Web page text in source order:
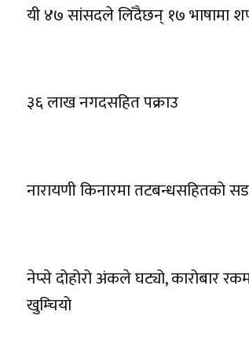
यी ४७ सांसदले लिँदैछन् १७ भाषामा
३६ लाख नगदसहित पक्राउ
नारायणी किनारमा तटबन्धसहितको
नेप्से दोहोरो अंकले घट्यो, कारोबार
खुम्चियो